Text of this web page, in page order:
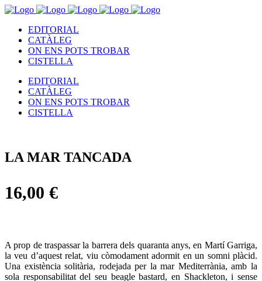
EDITORIAL
CATÀLEG
ON ENS POTS TROBAR
CISTELLA
EDITORIAL
CATÀLEG
ON ENS POTS TROBAR
CISTELLA
LA MAR TANCADA
16,00 €
A prop de traspassar la barrera dels quaranta anys, en Martí Garriga,
la veu d’aquest relat, viu còmodament adormit en un somni plàcid.
Una existència solitària, rodejada per la mar Mediterrània, amb la
sola responsabilitat del seu beagle bastard, en Shackleton, i sense